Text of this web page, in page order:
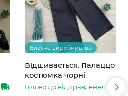
Власне виробництво
Відшивається. Палаццо
костюмка чорні
Готово до відправлення